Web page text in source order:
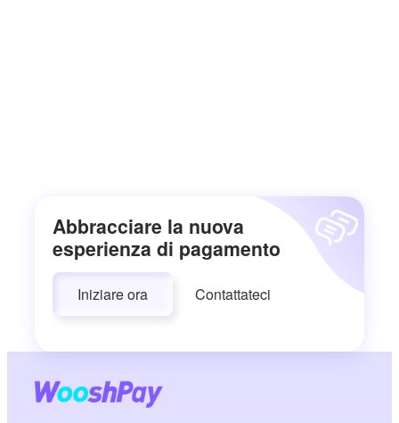
Abbracciare la nuova
esperienza di pagamento
Iniziare ora Contattateci